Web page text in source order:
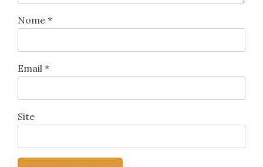
Nome *
Email *
Site